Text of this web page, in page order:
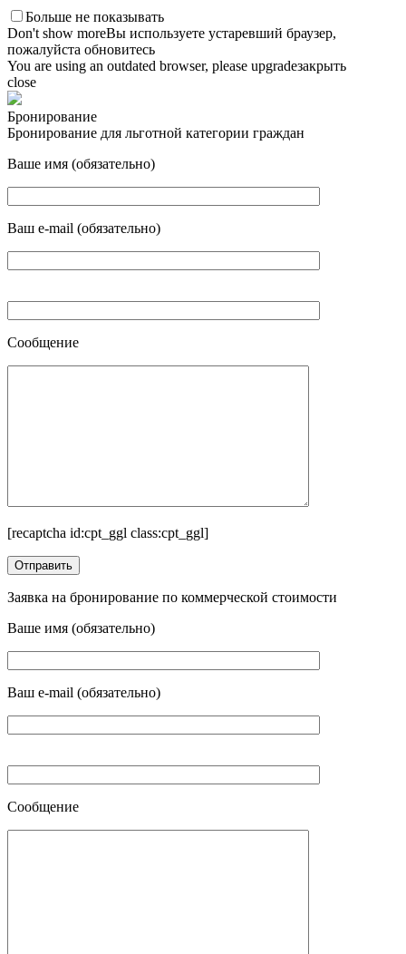
Больше не показывать
Don't show moreВы используете устаревший браузер,
пожалуйста обновитесь
You are using an outdated browser, please upgradeзакрыть
close
Бронирование
Бронирование для льготной категории граждан
Ваше имя (обязательно)
Ваш e-mail (обязательно)
Сообщение
[recaptcha id:cpt_ggl class:cpt_ggl]
Заявка на бронирование по коммерческой стоимости
Ваше имя (обязательно)
Ваш e-mail (обязательно)
Сообщение